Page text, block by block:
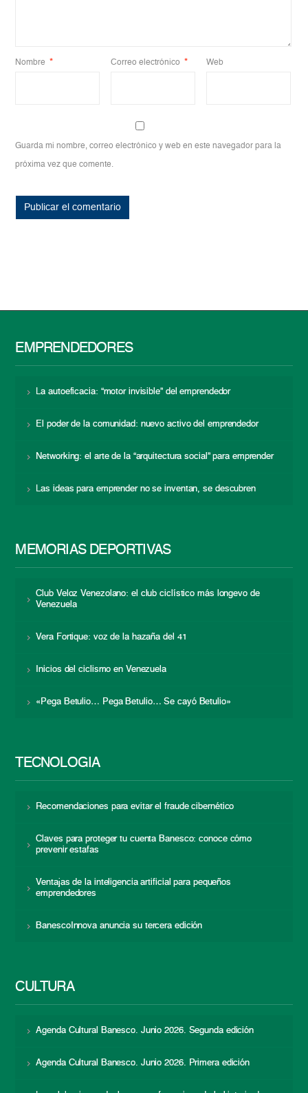
Nombre * Correo electrónico * Web
Guarda mi nombre, correo electrónico y web en este navegador para la
próxima vez que comente.
EMPRENDEDORES
La autoeficacia: “motor invisible” del emprendedor
El poder de la comunidad: nuevo activo del emprendedor
Networking: el arte de la “arquitectura social” para emprender
Las ideas para emprender no se inventan, se descubren
MEMORIAS DEPORTIVAS
Club Veloz Venezolano: el club ciclístico más longevo de
Venezuela
Vera Fortique: voz de la hazaña del 41
Inicios del ciclismo en Venezuela
«Pega Betulio… Pega Betulio… Se cayó Betulio»
TECNOLOGÍA
Recomendaciones para evitar el fraude cibernético
Claves para proteger tu cuenta Banesco: conoce cómo
prevenir estafas
Ventajas de la inteligencia artificial para pequeños
emprendedores
BanescoInnova anuncia su tercera edición
CULTURA
Agenda Cultural Banesco. Junio 2026. Segunda edición
Agenda Cultural Banesco. Junio 2026. Primera edición